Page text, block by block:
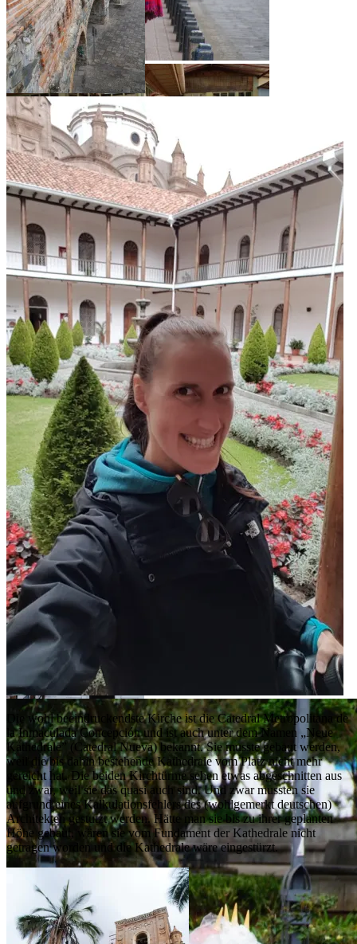
Die wohl beeindruckendste Kirche ist die Catedral Metropolitana de
la Inmaculada Concepción und ist auch unter dem Namen „Neue
Kathedrale” (Catedral Nueva) bekannt. Sie musste gebaut werden,
weil die bis dahin bestehende Kathedrale vom Platz nicht mehr
gereicht hat. Die beiden Kirchtürme sehen etwas abgeschnitten aus
und zwar, weil sie das quasi auch sind. Und zwar mussten sie
aufgrund eines Kalkulationsfehlers des (wohlgemerkt deutschen)
Architekten gestutzt werden. Hätte man sie bis zu ihrer geplanten
Höhe gebaut, wären sie vom Fundament der Kathedrale nicht
getragen worden und die Kathedrale wäre eingestürzt.